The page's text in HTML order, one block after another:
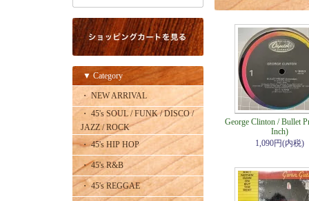
▼ Category
・ NEW ARRIVAL
・ 45's SOUL / FUNK / DISCO /
JAZZ / ROCK
・ 45's HIP HOP
・ 45's R&B
・ 45's REGGAE
George Clinton / Bullet
Inch)
1,090円(内税)